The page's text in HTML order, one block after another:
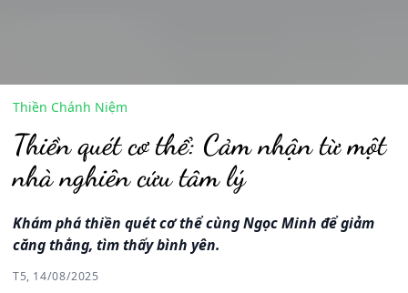
Thiền Chánh Niệm
Thiền quét cơ thể: Cảm nhận từ một
nhà nghiên cứu tâm lý
Khám phá thiền quét cơ thể cùng Ngọc Minh để giảm
căng thẳng, tìm thấy bình yên.
T5, 14/08/2025